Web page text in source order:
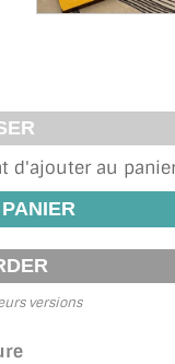
d'ajouter au
versions